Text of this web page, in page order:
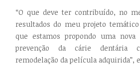
“O que deve ter contribuído, no
resultados do meu projeto
que estamos propondo uma nova
prevenção da cárie dentária
remodelação da película adquirida”,